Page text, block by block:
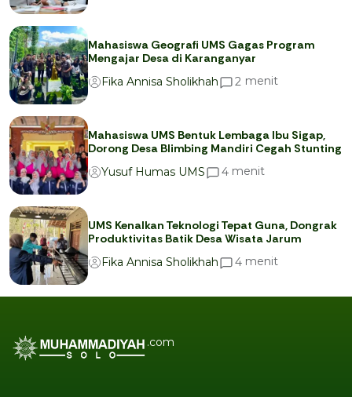
Mahasiswa Geografi UMS Gagas Program
Mengajar Desa di Karanganyar
Fika Annisa Sholikhah
2 menit
Mahasiswa UMS Bentuk Lembaga Ibu Sigap,
Dorong Desa Blimbing Mandiri Cegah Stunting
Yusuf Humas UMS
4 menit
UMS Kenalkan Teknologi Tepat Guna, Dongrak
Produktivitas Batik Desa Wisata Jarum
Fika Annisa Sholikhah
4 menit
.com